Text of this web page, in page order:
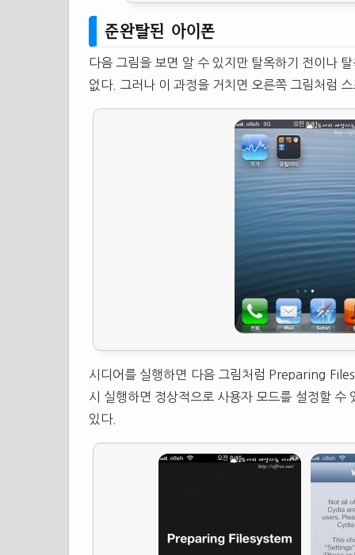
준완탈된 아이폰
다음 그림을 보면 알 수 있지만 탈옥하기 전이나
없다. 그러나 이 과정을 거치면 오른쪽 그림처럼
시디어를 실행하면 다음 그림처럼 Preparing
시 실행하면 정상적으로 사용자 모드를 설정할
있다.